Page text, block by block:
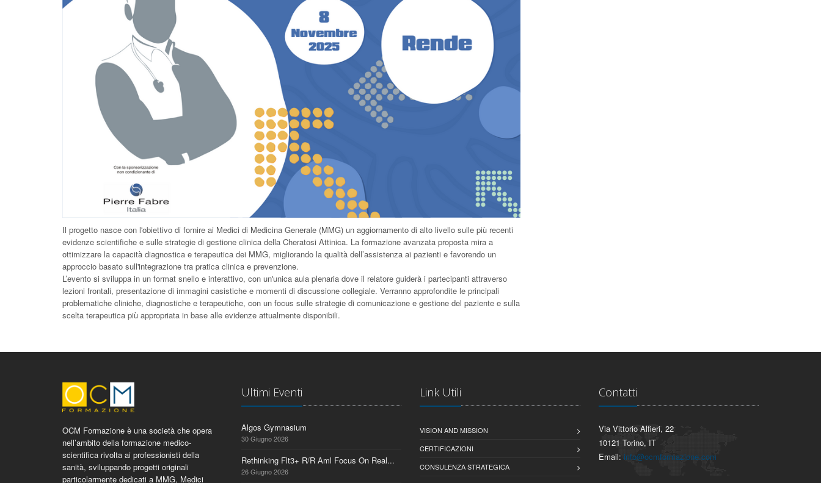
Il progetto nasce con l'obiettivo di fornire ai Medici di Medicina Generale (MMG) un aggiornamento di alto livello sulle più recenti
evidenze scientifiche e sulle strategie di gestione clinica della Cheratosi Attinica. La formazione avanzata proposta mira a
ottimizzare la capacità diagnostica e terapeutica dei MMG, migliorando la qualità dell’assistenza ai pazienti e favorendo un
approccio basato sull'integrazione tra pratica clinica e prevenzione.
L’evento si sviluppa in un format snello e interattivo, con un'unica aula plenaria dove il relatore guiderà i partecipanti attraverso
lezioni frontali, presentazione di immagini casistiche e momenti di discussione collegiale. Verranno approfondite le principali
problematiche cliniche, diagnostiche e terapeutiche, con un focus sulle strategie di comunicazione e gestione del paziente e sulla
scelta terapeutica più appropriata in base alle evidenze attualmente disponibili.
OCM Formazione è una società che opera
nell’ambito della formazione medico-
scientifica rivolta ai professionisti della
sanità, sviluppando progetti originali
particolarmente dedicati a MMG, Medici
Ultimi Eventi
Algos Gymnasium
30 Giugno 2026
Rethinking Flt3+ R/R Aml Focus On Real...
26 Giugno 2026
Link Utili
VISION AND MISSION
CERTIFICAZIONI
CONSULENZA STRATEGICA
Contatti
Via Vittorio Alfieri, 22
10121 Torino, IT
Email: info@ocmformazione.com